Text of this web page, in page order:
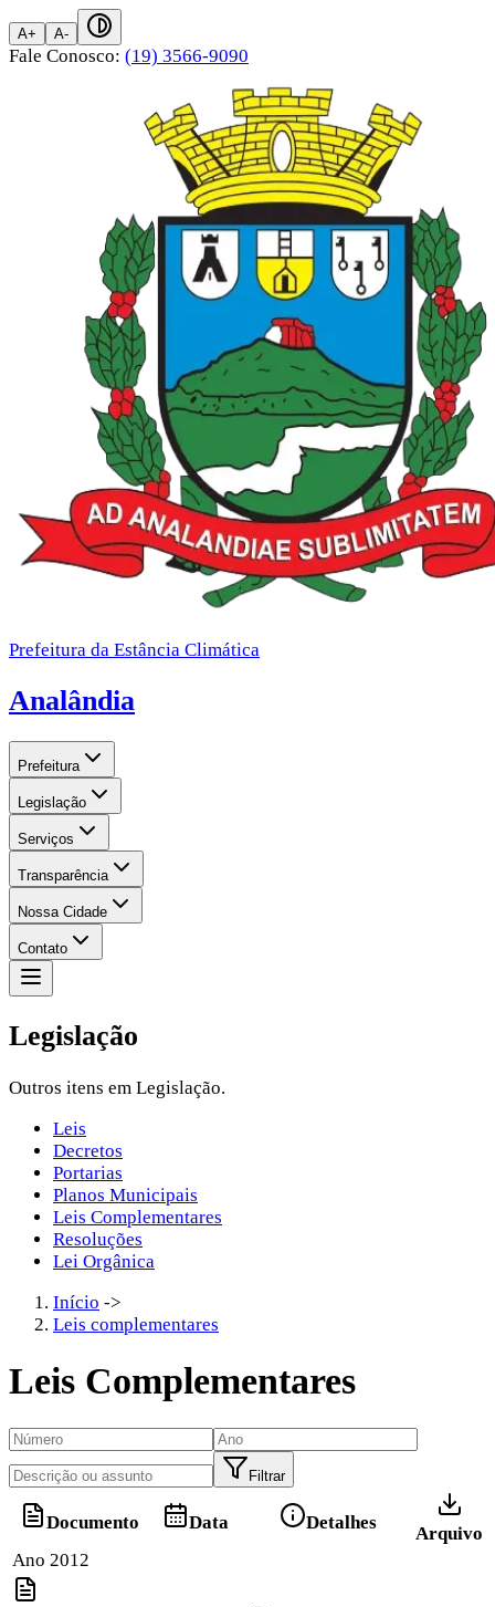
A+ A-
Fale Conosco: (19) 3566-9090
Prefeitura da Estância Climática
Analândia
Prefeitura
Legislação
Serviços
Transparência
Nossa Cidade
Contato
Legislação
Outros itens em Legislação.
Leis
Decretos
Portarias
Planos Municipais
Leis Complementares
Resoluções
Lei Orgânica
Início ->
Leis complementares
Leis Complementares
Filtrar
Documento Data Detalhes
Arquivo
Ano 2012